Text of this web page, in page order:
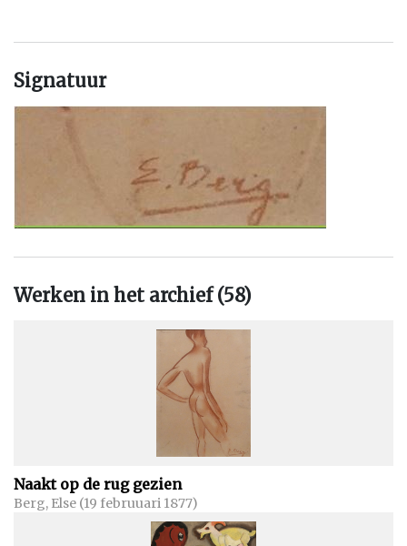
Signatuur
Werken in het archief (58)
Naakt op de rug gezien
Berg, Else (19 februuari 1877)